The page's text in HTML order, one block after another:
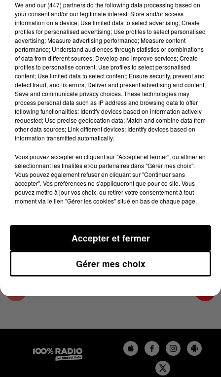
Lecture (4 min 15 sec)
100%
100% Radio les infos des Hautes-Pyrénées
14 avril 2025 - 4 min 15 sec
LES INFOS DES HAUTES-PYRÉNÉES DU
14/04/2025 À 08H59
Podcasts infos des Hautes-Pyrénées
We and our (447) partnersdo the following data processing based on
your consent and/or our legitimate interest: Store and/or access
information on a device; Use limited data to select advertising; Create
profiles for personalised advertising; Use profiles to select personalised
advertising; Measure advertising performance; Measure content
performance; Understand audiences through statistics or combinations
of data from different sources; Develop and improve services; Create
profiles to personalise content; Use profiles to select personalised
content; Use limited data to select content; Ensure security, prevent and
detect fraud, and fix errors; Deliver and present advertising and content;
Save and communicate privacy choices. These technologies may
process personal data such as IP address and browsing data to offer
following functionalities: Identify devices based on information actively
requested; Use precise geolocation data; Match and combine data from
other data sources; Link different devices; Identify devices based on
information transmitted automatically.
Vous pouvez accepter en cliquant sur "Accepter et fermer", ou affiner en
sélectionnant les finalités et/ou partenaires dans "Gérer mes choix".
Vous pouvez également refuser en cliquant sur "Continuer sans
accepter". Vos préférences ne s'appliqueront que pour ce site. Vous
pouvez mettre à jour vos choix, ou retirer votre consentement à tout
moment via le lien "Gérer les cookies" situé en bas de chaque page.
Gérer mes choix
Accepter et fermer